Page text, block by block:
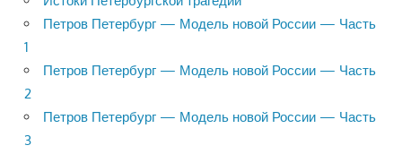
Петров Петербург — Модель новой России — Часть
1
Петров Петербург — Модель новой России — Часть
2
Петров Петербург — Модель новой России — Часть
3